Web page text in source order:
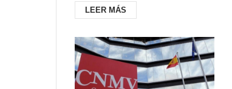
fotovoltaica ubicada en las
proxim...
LEER MÁS